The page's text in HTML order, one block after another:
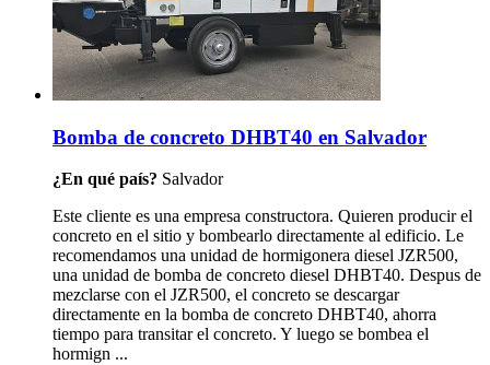
Bomba de concreto DHBT40 en Salvador
¿En qué país? Salvador
Este cliente es una empresa constructora. Quieren producir el
concreto en el sitio y bombearlo directamente al edificio. Le
recomendamos una unidad de hormigonera diesel JZR500,
una unidad de bomba de concreto diesel DHBT40. Despus de
mezclarse con el JZR500, el concreto se descargar
directamente en la bomba de concreto DHBT40, ahorra
tiempo para transitar el concreto. Y luego se bombea el
hormign ...